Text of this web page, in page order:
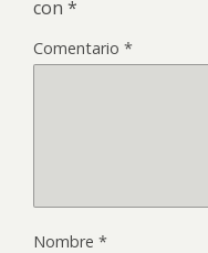
con *
Comentario *
Nombre *